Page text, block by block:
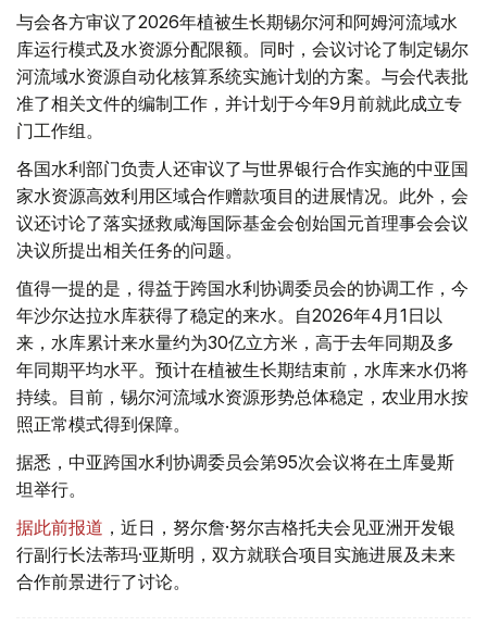
与会各方审议了2026年植被生长期锡尔河和阿姆河流域水
库运行模式及水资源分配限额。同时，会议讨论了制定锡尔
河流域水资源自动化核算系统实施计划的方案。与会代表批
准了相关文件的编制工作，并计划于今年9月前就此成立专
门工作组。
各国水利部门负责人还审议了与世界银行合作实施的中亚国
家水资源高效利用区域合作赠款项目的进展情况。此外，会
议还讨论了落实拯救咸海国际基金会创始国元首理事会会议
决议所提出相关任务的问题。
值得一提的是，得益于跨国水利协调委员会的协调工作，今
年沙尔达拉水库获得了稳定的来水。自2026年4月1日以
来，水库累计来水量约为30亿立方米，高于去年同期及多
年同期平均水平。预计在植被生长期结束前，水库来水仍将
持续。目前，锡尔河流域水资源形势总体稳定，农业用水按
照正常模式得到保障。
据悉，中亚跨国水利协调委员会第95次会议将在土库曼斯
坦举行。
据此前报道 ，近日，努尔詹·努尔吉格托夫会见亚洲开发银
行副行长法蒂玛·亚斯明，双方就联合项目实施进展及未来
合作前景进行了讨论。